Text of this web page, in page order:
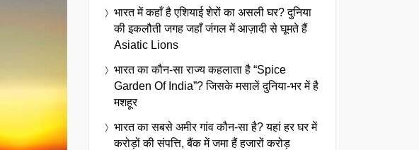
भारत में कहाँ है एशियाई शेरों का असली घर? दुनिया
की इकलौती जगह जहाँ जंगल में आज़ादी से घूमते हैं
Asiatic Lions
भारत का कौन-सा राज्य कहलाता है “Spice
Garden Of India”? जिसके मसालें दुनिया-भर में है
मशहूर
भारत का सबसे अमीर गांव कौन-सा है? यहां हर घर में
करोड़ों की संपत्ति, बैंक में जमा हैं हजारों करोड़